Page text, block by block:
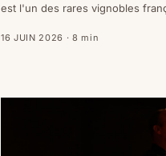
est l'un des rares vignobles
on les a sauvés, et ce qu'ils
16 JUIN 2026 · 8 min